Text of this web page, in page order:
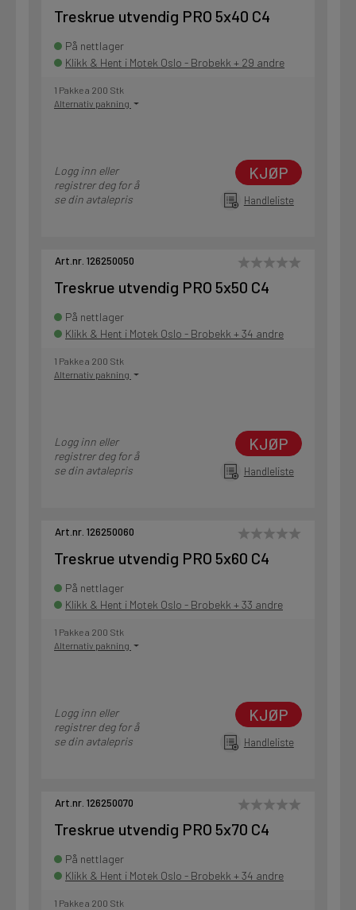
Treskrue utvendig PRO 5x40 C4
På nettlager
Klikk & Hent i Motek Oslo - Brobekk + 29 andre
1 Pakke a 200 Stk
Alternativ pakning
Logg inn eller
registrer deg for å
se din avtalepris
KJØP
Handleliste
Art.nr. 126250050
Treskrue utvendig PRO 5x50 C4
På nettlager
Klikk & Hent i Motek Oslo - Brobekk + 34 andre
1 Pakke a 200 Stk
Alternativ pakning
Logg inn eller
registrer deg for å
se din avtalepris
KJØP
Handleliste
Art.nr. 126250060
Treskrue utvendig PRO 5x60 C4
På nettlager
Klikk & Hent i Motek Oslo - Brobekk + 33 andre
1 Pakke a 200 Stk
Alternativ pakning
Logg inn eller
registrer deg for å
se din avtalepris
KJØP
Handleliste
Art.nr. 126250070
Treskrue utvendig PRO 5x70 C4
På nettlager
Klikk & Hent i Motek Oslo - Brobekk + 34 andre
1 Pakke a 200 Stk